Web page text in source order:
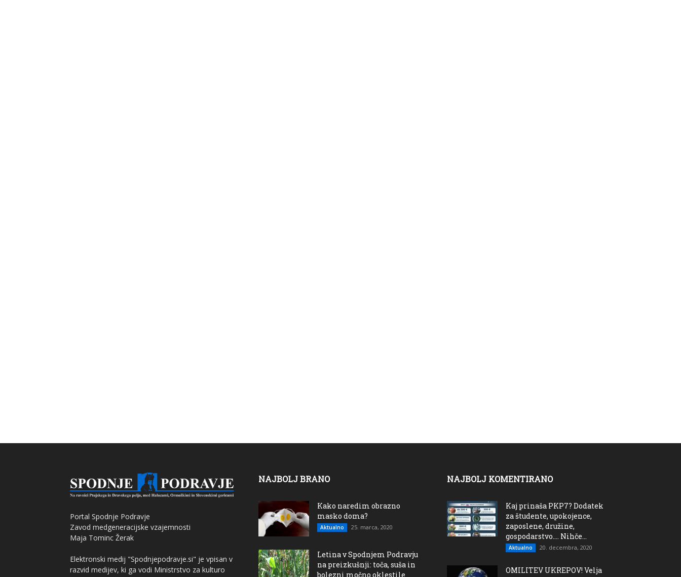
Portal Spodnje Podravje
Zavod medgeneracijske vzajemnosti
Maja Tominc Žerak
Elektronski medij "Spodnjepodravje.si" je vpisan v
razvid medijev, ki ga vodi Ministrstvo za kulturo
NAJBOLJ BRANO
Kako naredim obrazno
masko doma?
Aktualno 25. marca, 2020
Letina v Spodnjem Podravju
na preizkušnji: toča, suša in
bolezni močno oklestile
NAJBOLJ KOMENTIRANO
Kaj prinaša PKP7? Dodatek
za študente, upokojence,
zaposlene, družine,
gospodarstvo…. Nihče...
Aktualno 20. decembra, 2020
OMILITEV UKREPOV! Velja